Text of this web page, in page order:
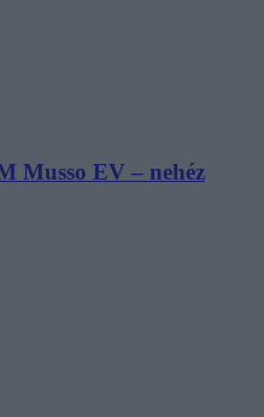
Musso EV – nehéz